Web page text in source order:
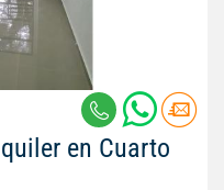
en Cuarto